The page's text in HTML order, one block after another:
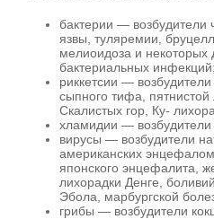
бактерии — возбудители
язвы, туляремии,
мелиоидоза и некоторых
бактериальных
риккетсии —
сыпного ти­фа, пятнистой
Скалистых гор, Ку-
хламидии — возбудители
вирусы — возбудители
американ­ских
японского энцефалита,
лихорадки Денге,
Эбола, марбургской
грибы — возбудители